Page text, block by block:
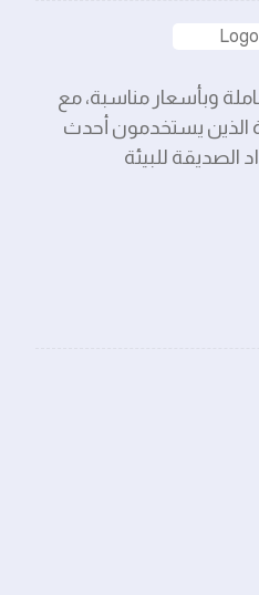
وبأسعار مناسبة، مع
الذين يستخدمون أحدث
الصديقة للبيئة